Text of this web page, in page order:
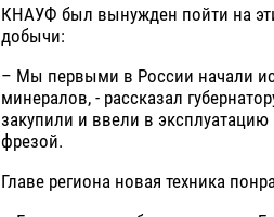
КНАУФ был вынужден пойти на
добычи:
– Мы первыми в России начали
минералов, - рассказал
закупили и ввели в
фрезой.
Главе региона новая техника